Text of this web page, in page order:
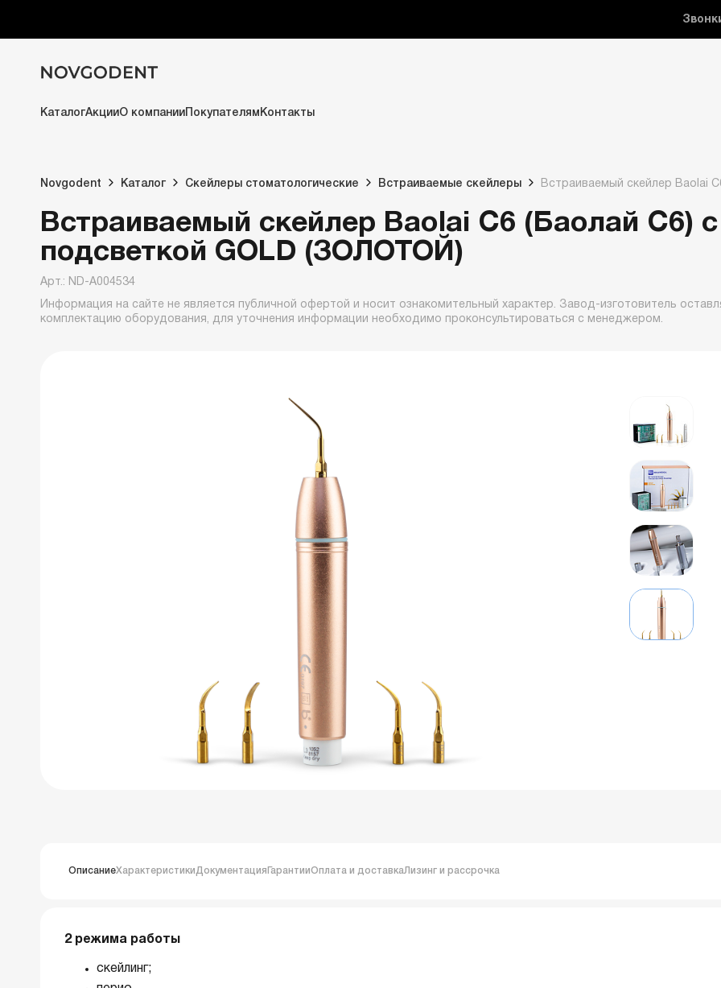
КаталогАкцииО компании Покупателям Контакты
Novgodent Каталог Скейлеры стоматологические Встраиваемые скейлеры Встраиваемый скейлер Baolai
Встраиваемый скейлер Baolai C6 (Баолай C6) с
подсветкой GOLD (ЗОЛОТОЙ)
Арт.: ND-A004534
Информация на сайте не является публичной офертой и носит ознакомительный характер. Завод-изготовитель
комплектацию оборудования, для уточнения информации необходимо проконсультироваться с менеджером.
ОписаниеХарактеристикиДокументация ГарантииОплата и доставкаЛизинг и рассрочка
2 режима работы
скейлинг;